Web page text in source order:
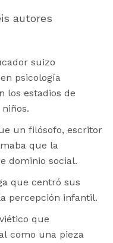
autores
suizo
psicología
los estadios de
un filósofo, escritor
que la
dominio social.
que centró sus
percepción infantil.
que
como una pieza